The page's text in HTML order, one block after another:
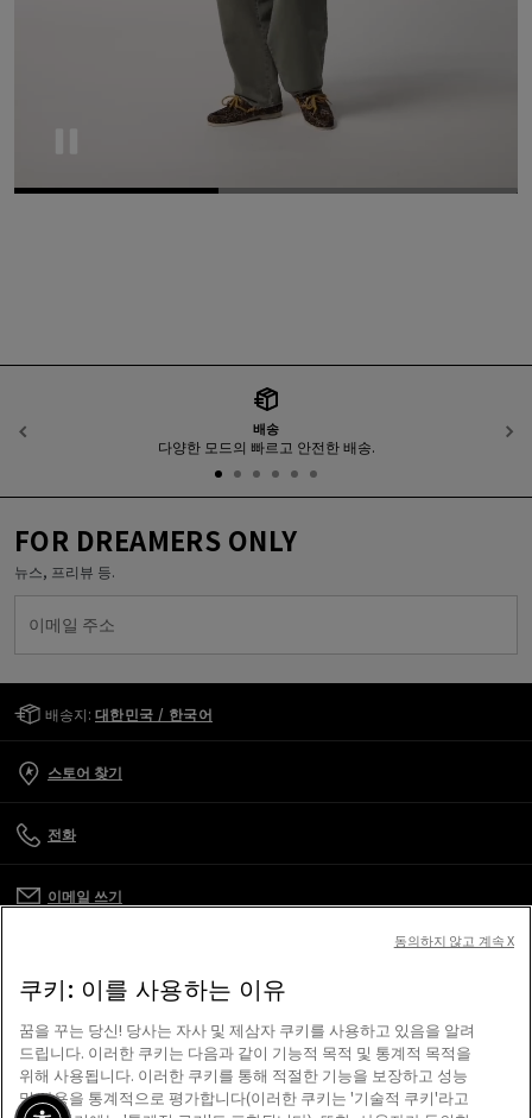
배송
다양한 모드의 빠르고 안전한 배송.
이전
FOR DREAMERS ONLY
뉴스, 프리뷰 등.
이메일 주소
배송지: 대한민국 / 한국어
스토어 찾기
전화
이메일 쓰기
이용 약관
쿠키: 이를 사용하는 이유
꿈을 꾸는 당신! 당사는 자사 및 제삼자 쿠키를 사용하고 있음을 알려
드립니다. 이러한 쿠키는 다음과 같이 기능적 목적 및 통계적 목적을
위해 사용됩니다. 이러한 쿠키를 통해 적절한 기능을 보장하고 성능
및 사용을 통계적으로 평가합니다(이러한 쿠키는 '기술적 쿠키'라고
동의하지 않고 계속 X